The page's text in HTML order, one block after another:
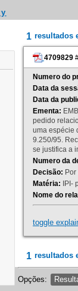
1 resultados
4709829
Numero do
Data da
Data da
Ementa:
pedido
uma espécie
9.250/95.
se justifica a
Numero da
Decisão:
Matéria: IPI-
Nome do
toggle
1 resultados
Opções: